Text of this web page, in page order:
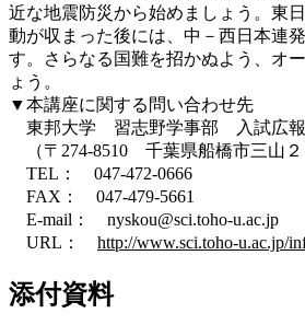
近な地震防災から始めましょう。東
動が収まった後には、中－西日本連
す。さらなる国難を招かぬよう、オ
ょう。
▼本講座に関する問い合わせ先
東邦大学 習志野学事部 入試広
（〒274-8510 千葉県船橋市三山２
TEL： 047-472-0666
FAX： 047-479-5661
E-mail： nyskou@sci.toho-u.ac.jp
URL： http://www.sci.toho-u.ac.jp/
添付資料